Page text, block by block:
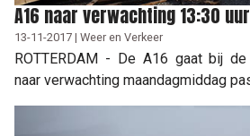
A16 naar verwachting 13:30
13-11-2017 | Weer en Verkeer
ROTTERDAM - De A16 gaat bij de
naar verwachting maandagmiddag